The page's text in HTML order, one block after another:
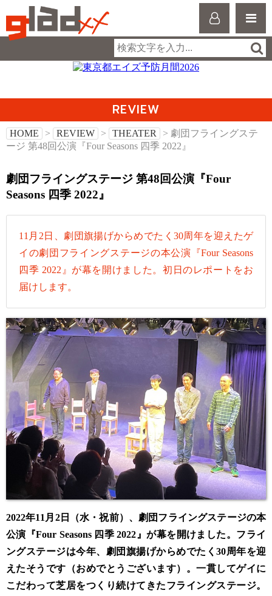
REVIEW
HOME > REVIEW > THEATER
> 劇団フライングステ
ージ 第48回公演『Four Seasons 四季 2022』
劇団フライングステージ 第48回公演『Four
Seasons 四季 2022』
11月2日、劇団旗揚げからめでたく30周年を迎えたゲ
イの劇団フライングステージの本公演『Four Seasons
四季 2022』が幕を開けました。初日のレポートをお
届けします。
2022年11月2日（水・祝前）、劇団フライングステージの本
公演『Four Seasons 四季 2022』が幕を開けました。フライ
ングステージは今年、劇団旗揚げからめでたく30周年を迎
えたそうです（おめでとうございます）。一貫してゲイに
こだわって芝居をつくり続けてきたフライングステージ。